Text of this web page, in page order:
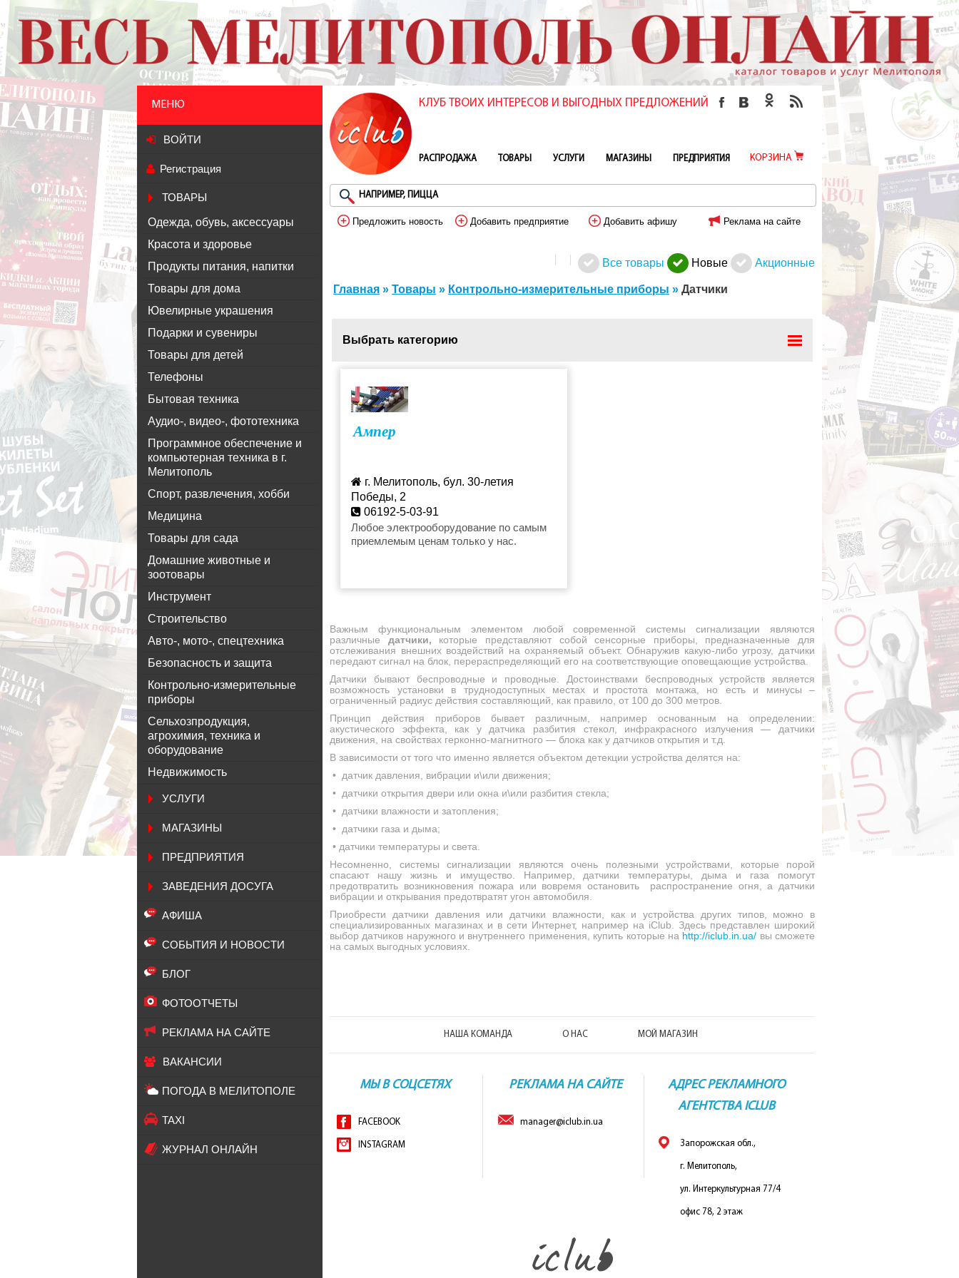
МЕНЮ
ВОЙТИ
Регистрация
ТОВАРЫ
Одежда, обувь, аксессуары
Красота и здоровье
Продукты питания, напитки
Товары для дома
Ювелирные украшения
Подарки и сувениры
Товары для детей
Телефоны
Бытовая техника
Аудио-, видео-, фототехника
Программное обеспечение и
компьютерная техника в г.
Мелитополь
Спорт, развлечения, хобби
Медицина
Товары для сада
Домашние животные и
зоотовары
Инструмент
Строительство
Авто-, мото-, спецтехника
Безопасность и защита
Контрольно-измерительные
приборы
Сельхозпродукция,
агрохимия, техника и
оборудование
Недвижимость
УСЛУГИ
МАГАЗИНЫ
ПРЕДПРИЯТИЯ
ЗАВЕДЕНИЯ ДОСУГА
АФИША
СОБЫТИЯ И НОВОСТИ
БЛОГ
ФОТООТЧЕТЫ
РЕКЛАМА НА САЙТЕ
ВАКАНСИИ
ПОГОДА В МЕЛИТОПОЛЕ
TAXI
ЖУРНАЛ ОНЛАЙН
КЛУБ ТВОИХ ИНТЕРЕСОВ И ВЫГОДНЫХ ПРЕДЛОЖЕНИЙ
РАСПРОДАЖА ТОВАРЫ УСЛУГИ МАГАЗИНЫ ПРЕДПРИЯТИЯ КОРЗИНА
Предложить новость Добавить предприятие Добавить афишу Реклама на сайте
Все товары Новые Акционные
Главная » Товары » Контрольно-измерительные приборы » Датчики
Выбрать категорию
Весы
Измерители физических параметров
Ампер
г. Мелитополь, бул. 30-летия
Победы, 2
06192-5-03-91
Любое электрооборудование по самым
приемлемым ценам только у нас.
Важным функциональным элементом любой современной системы сигнализации являются
различные датчики, которые представляют собой сенсорные приборы, предназначенные для
отслеживания внешних воздействий на охраняемый объект. Обнаружив какую-либо угрозу, датчики
передают сигнал на блок, перераспределяющий его на соответствующие оповещающие устройства.
Датчики бывают беспроводные и проводные. Достоинствами беспроводных устройств является
возможность установки в труднодоступных местах и простота монтажа, но есть и минусы –
ограниченный радиус действия составляющий, как правило, от 100 до 300 метров.
Принцип действия приборов бывает различным, например основанным на определении:
акустического эффекта, как у датчика разбития стекол, инфракрасного излучения — датчики
движения, на свойствах герконно-магнитного — блока как у датчиков открытия и т.д.
В зависимости от того что именно является объектом детекции устройства делятся на:
• датчик давления, вибрации и\или движения;
• датчики открытия двери или окна и\или разбития стекла;
• датчики влажности и затопления;
• датчики газа и дыма;
• датчики температуры и света.
Несомненно, системы сигнализации являются очень полезными устройствами, которые порой
спасают нашу жизнь и имущество. Например, датчики температуры, дыма и газа помогут
предотвратить возникновения пожара или вовремя остановить распространение огня, а датчики
вибрации и открывания предотвратят угон автомобиля.
Приобрести датчики давления или датчики влажности, как и устройства других типов, можно в
специализированных магазинах и в сети Интернет, например на iClub. Здесь представлен широкий
выбор датчиков наружного и внутреннего применения, купить которые на http://iclub.in.ua/ вы сможете
на самых выгодных условиях.
НАША КОМАНДА О НАС МОЙ МАГАЗИН
МЫ В СОЦСЕТЯХ
FACEBOOK
INSTAGRAM
РЕКЛАМА НА САЙТЕ
manager@iclub.in.ua
АДРЕС РЕКЛАМНОГО
АГЕНТСТВА ICLUB
Запорожская обл.,
г. Мелитополь,
ул. Интеркультурная 77/4
офис 78, 2 этаж